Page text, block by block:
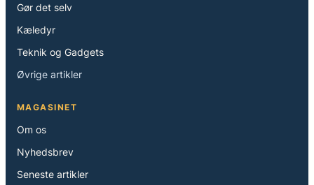
Gør det selv
Kæledyr
Teknik og Gadgets
Øvrige artikler
MAGASINET
Om os
Nyhedsbrev
Seneste artikler